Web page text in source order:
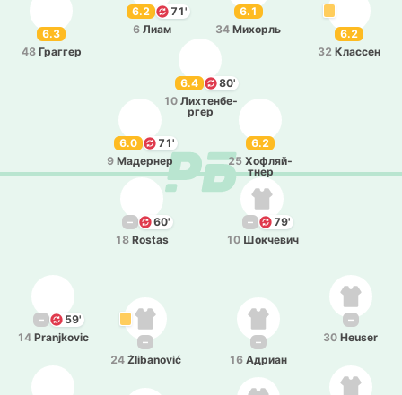
6.1
34 Ми­хорль
6.2
32 Кла­ссен
6.4
80'
10 Ли­хте­нбе­
ргер
6.3
48 Гра­ггер
6.2
71'
6 Лиам
6.2
25 Хо­фляй­
тнер
6.0
71'
9 Ма­де­рнер
–
16 Адриан
–
59'
14 Pranjkovic
–
24 Žlibanović
–
30 Heuser
–
79'
10 Шо­кче­вич
–
60'
18 Rostas